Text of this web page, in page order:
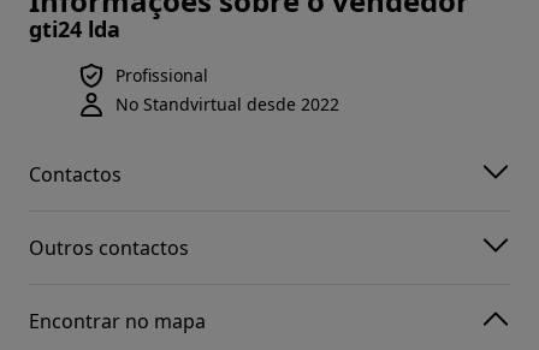
gti24 lda
Profissional
No Standvirtual desde 2022
Contactos
Outros contactos
Encontrar no mapa